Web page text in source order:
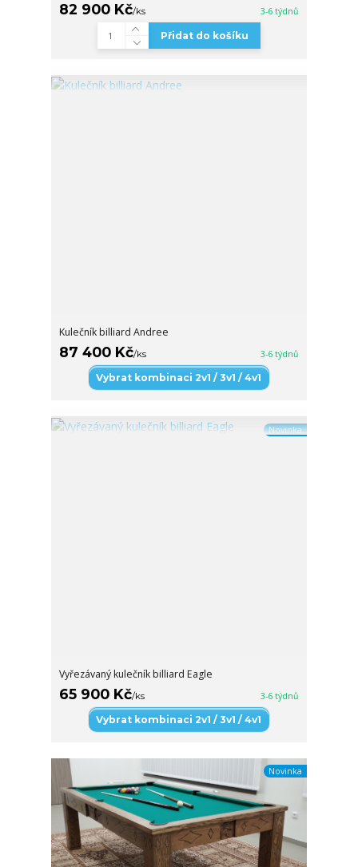
82 900 Kč/ks 3-6 týdnů
Přidat do košíku
Kulečník billiard Andree
87 400 Kč/ks 3-6 týdnů
Vybrat kombinaci 2v1 / 3v1 / 4v1
Novinka
Vyřezávaný kulečník billiard Eagle
65 900 Kč/ks 3-6 týdnů
Vybrat kombinaci 2v1 / 3v1 / 4v1
Novinka